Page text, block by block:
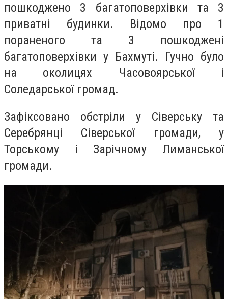
пошкоджено 3 багатоповерхівки та 3
приватні будинки. Відомо про 1
пораненого та 3 пошкоджені
багатоповерхівки у Бахмуті. Гучно було
на околицях Часовоярської і
Соледарської громад.
Зафіксовано обстріли у Сіверську та
Серебрянці Сіверської громади, у
Торському і Зарічному Лиманської
громади.